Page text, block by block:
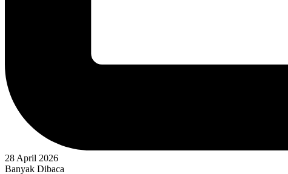
28 April 2026
Banyak Dibaca